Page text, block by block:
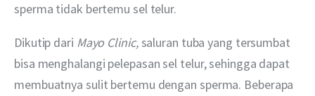
sperma tidak bertemu sel telur.
Dikutip dari Mayo Clinic, saluran tuba yang tersumbat
bisa menghalangi pelepasan sel telur, sehingga dapat
membuatnya sulit bertemu dengan sperma. Beberapa